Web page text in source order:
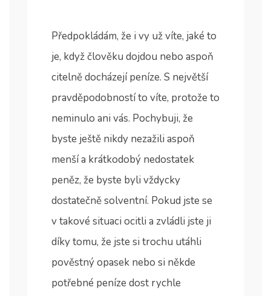
Předpokládám, že i vy už víte, jaké to
je, když člověku dojdou nebo aspoň
citelně docházejí peníze. S největší
pravděpodobností to víte, protože to
neminulo ani vás. Pochybuji, že
byste ještě nikdy nezažili aspoň
menší a krátkodobý nedostatek
peněz, že byste byli vždycky
dostatečně solventní. Pokud jste se
v takové situaci ocitli a zvládli jste ji
díky tomu, že jste si trochu utáhli
pověstný opasek nebo si někde
potřebné peníze dost rychle